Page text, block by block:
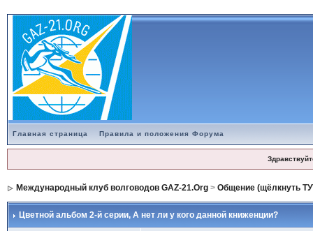
Главная страница Правила и положения Форума
Международный клуб волговодов GAZ-21.Org> Общение (щёлкнуть
Цветной альбом 2-й серии, А нет ли у кого данной книженции?